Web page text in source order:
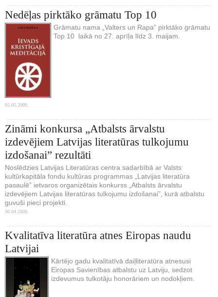
Nedēļas pirktāko grāmatu Top 10
Grāmatu nama „Valters un Rapa” pirktāko grāmatu
Top 10 laikā no 27. aprīļa līdz 3. maijam.
05.05.2009.
Zināmi konkursa „Atbalsts ārvalstu
izdevējiem Latvijas literatūras tulkojumu
izdošanai” rezultāti
Noslēdzies Latvijas Literatūras centra sadarbībā ar Valsts
kultūrkapitāla fondu kultūras programmas „Latvijas literatūra
pasaulē” ietvaros organizētais konkurss „Atbalsts ārvalstu
izdevējiem Latvijas literatūras tulkojumu izdošanai”, kurā atbalstu
guvuši pieci projekti.
30.04.2009.
Kvalitatīva literatūra atnes Eiropas naudu
Latvijai
Kārtējo gadu kvalitatīvā daiļliteratūra atnesusi
Eiropas Savienības atbalstu uz Latviju, sedzot
izdevumus tulkotāju honorāriem un nodokļiem.